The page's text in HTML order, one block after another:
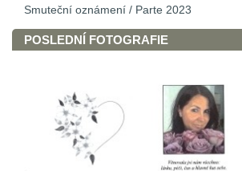
Smuteční oznámení / Parte 2023
POSLEDNÍ FOTOGRAFIE